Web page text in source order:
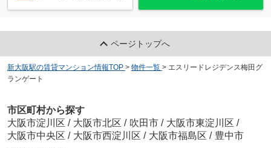
ページトップへ
新大阪駅の賃貸マンション情報TOP > 物件一覧 > エスリードレジデンス梅田グ
ランゲート
市区町村から探す
大阪市淀川区 / 大阪市北区 / 吹田市 / 大阪市東淀川区 /
大阪市中央区 / 大阪市西淀川区 / 大阪市福島区 / 豊中市